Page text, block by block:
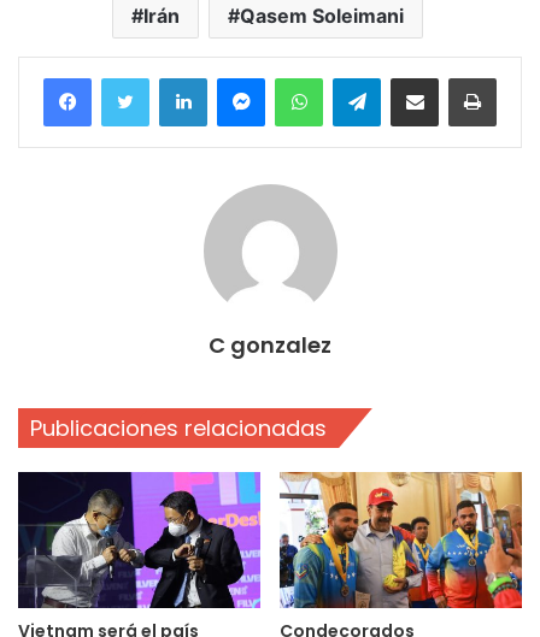
Irán Qasem Soleimani
FacebookTwitter LinkedInMessengerWhatsAppTelegramCompartir por correo electrónico
C gonzalez
Publicaciones relacionadas
Vietnam será el país Condecorados